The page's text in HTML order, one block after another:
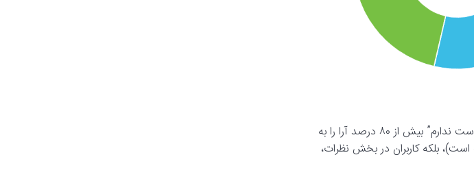
وان‌پلاس نورد CE5 واضح‌ترین پیامی را که تاکنون دیده‌ایم دریافت کرد – “نه، من سخت‌افزار آن را دوست ندارم” بیش از ۸۰ درصد آرا را به
خود اختصاص داد. حتی مسئله گرانی آن مطرح نیست (مثلاً قیمت آن در هند بسیار نزدیک به نورد ۵ است)، بلکه کاربران در بخش نظرات،